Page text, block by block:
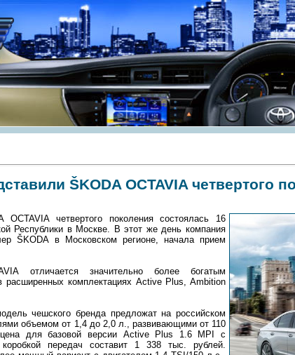
ŠKODA OCTAVIA четвертого
OCTAVIA четвертого поколения состоялась 16
Республики в Москве. В этот же день компания
ŠKODA в Московском регионе, начала прием
отличается значительно более богатым
расширенных комплектациях Active Plus, Ambition
чешского бренда предложат на российском
объемом от 1,4 до 2,0 л., развивающими от 110
для базовой версии Active Plus 1.6 MPI с
коробкой передач составит 1 338 тыс. рублей.